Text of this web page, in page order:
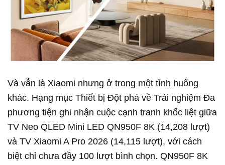
Và vẫn là Xiaomi nhưng ở trong một tình huống
khác. Hạng mục Thiết bị Đột phá về Trải nghiệm Đa
phương tiện ghi nhận cuộc cạnh tranh khốc liệt giữa
TV Neo QLED Mini LED QN950F 8K (14,208 lượt)
và TV Xiaomi A Pro 2026 (14,115 lượt), với cách
biệt chỉ chưa đầy 100 lượt bình chọn. QN950F 8K